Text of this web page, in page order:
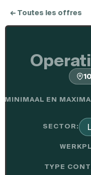
← Toutes les offres
MINIMAAL EN
SECTOR:
TYPE